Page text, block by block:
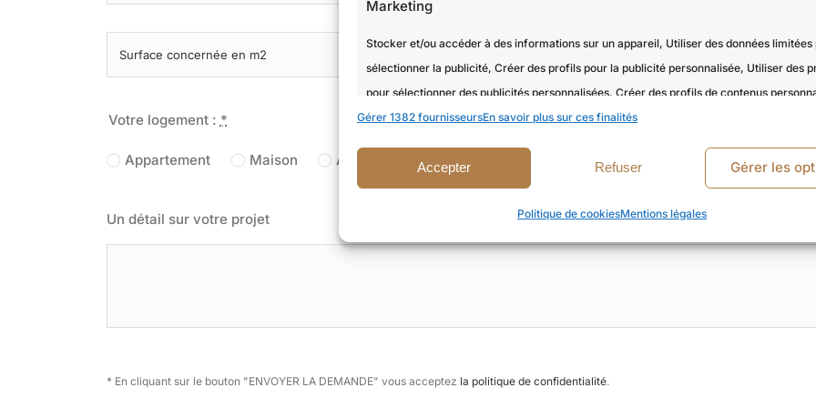
Marketing
Stocker et/ou accéder à des informations sur un appareil, Utiliser des données limitées
sélectionner la publicité, Créer des profils pour la publicité personnalisée, Utiliser des
pour sélectionner des publicités personnalisées, Créer des profils de contenus
Utiliser des profils pour sélectionner des contenus personnalisés, Développer et
Gérer 1382 fournisseursEn savoir plus sur ces finalités
Accepter Refuser Gérer les
Politique de cookiesMentions légales
Votre logement : *
Appartement Maison Autre
Un détail sur votre projet
* En cliquant sur le bouton "ENVOYER LA DEMANDE" vous acceptez la politique de confidentialité.